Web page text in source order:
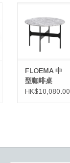
啡桌
FLOEMA 中
型咖啡桌
HK$10,080.00